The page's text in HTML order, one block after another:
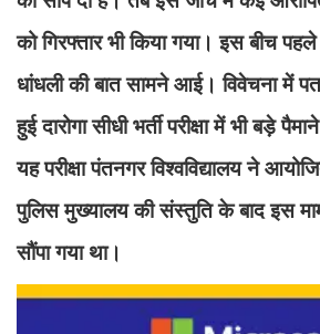
को गिरफ्तार भी किया गया। इस बीच
धांधली की बात सामने आई। विवेचना में
हुई दारोगा सीधी भर्ती परीक्षा में भी बड़े
यह परीक्षा पंतनगर विश्वविद्यालय ने
पुलिस मुख्यालय की संस्तुति के बाद इस
सौंपा गया था।